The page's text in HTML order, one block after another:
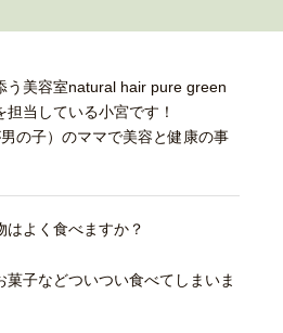
う美容室natural hair pure green
当している小宮です！
の子）のママで美容と健康の事
はよく食べますか？
子などついつい食べてしまいま